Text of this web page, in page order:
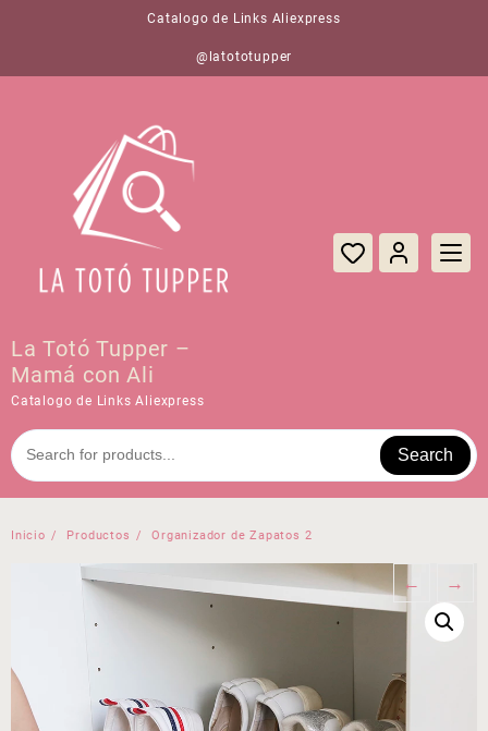
Catalogo de Links Aliexpress
@latototupper
La Totó Tupper –
Mamá con Ali
Catalogo de Links Aliexpress
Search
Inicio Productos Organizador de Zapatos 2
← →